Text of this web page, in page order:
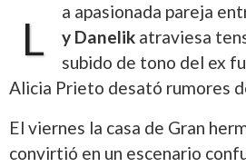
L
a apasionada pareja
y Danelik atraviesa
subido de tono del ex
Alicia Prieto desató rumores
El viernes la casa de Gran
convirtió en un escenario